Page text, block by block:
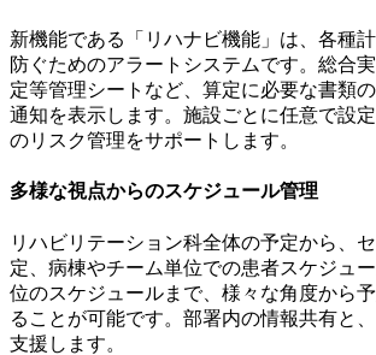
新機能である「リハナビ機能」は、各種
防ぐためのアラートシステムです。総合
定等管理シートなど、算定に必要な書類
通知を表示します。施設ごとに任意で設
のリスク管理をサポートします。
多様な視点からのスケジュール管理
リハビリテーション科全体の予定から、
定、病棟やチーム単位での患者スケジュ
位のスケジュールまで、様々な角度から
ることが可能です。部署内の情報共有と
支援します。